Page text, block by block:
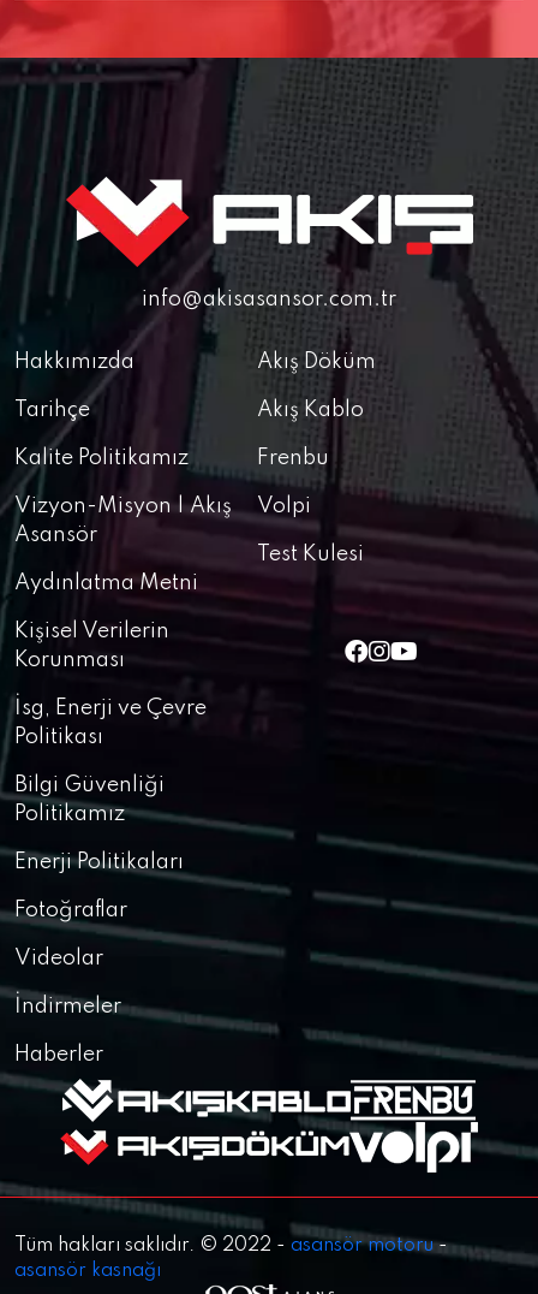
info@akisasansor.com.tr
Hakkımızda
Tarihçe
Kalite Politikamız
Vizyon-Misyon | Akış
Asansör
Aydınlatma Metni
Kişisel Verilerin
Korunması
İsg, Enerji ve Çevre
Politikası
Bilgi Güvenliği
Politikamız
Enerji Politikaları
Akış Döküm
Akış Kablo
Frenbu
Volpi
Test Kulesi
Fotoğraflar
Videolar
İndirmeler
Haberler
Tüm hakları saklıdır. © 2022 - asansör motoru-
asansör kasnağı